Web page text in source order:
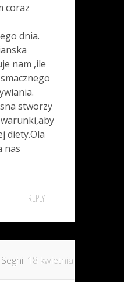
coraz
dnia.
nam ,ile
stworzy
diety.Ola
nas
REPLY
18 kwietnia